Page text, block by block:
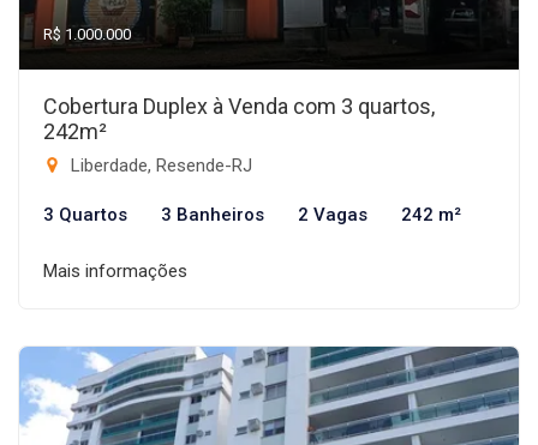
R$ 1.000.000
Cobertura Duplex à Venda com 3 quartos,
242m²
Liberdade, Resende-RJ
3 Quartos 3 Banheiros 2 Vagas 242 m²
Mais informações